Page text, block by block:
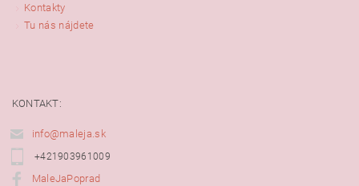
Kontakty
Tu nás nájdete
KONTAKT:
info@maleja.sk
+421903961009
MaleJaPoprad